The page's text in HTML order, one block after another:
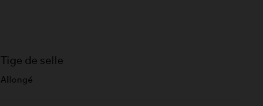
Tige de selle
Allongé